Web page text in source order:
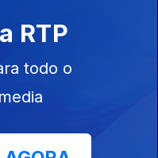
Ep. 155
RTP
todo o